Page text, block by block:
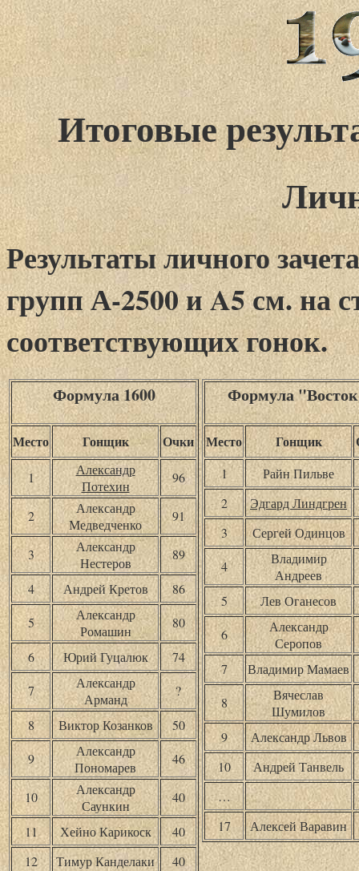
Итоговые
Результаты личного
групп А-2500 и A5 см. на
соответствующих гонок.
Формула 1600
Место Гонщик Очки
1
Александр
Потехин
96
2
Александр
Медведченко
91
3
Александр
Нестеров
89
4 Андрей Кретов
86
5
Александр
Ромашин
80
6 Юрий Гуцалюк
74
7
Александр
Арманд
?
8 Виктор Козанков
50
9
Александр
Пономарев
46
10
Александр
Саункин
40
11 Хейно Карикоск
40
12
Тимур Канделаки
40
Формула
Место Гонщик
1
Райн Пильве
2
Эдгард Линдгрен
3
Сергей Одинцов
4
Владимир
Андреев
5
Лев Оганесов
6
Александр
Серопов
7
Владимир Мамаев
8
Вячеслав
Шумилов
9
Александр Львов
10
Андрей Танвель
…
17
Алексей Варавин